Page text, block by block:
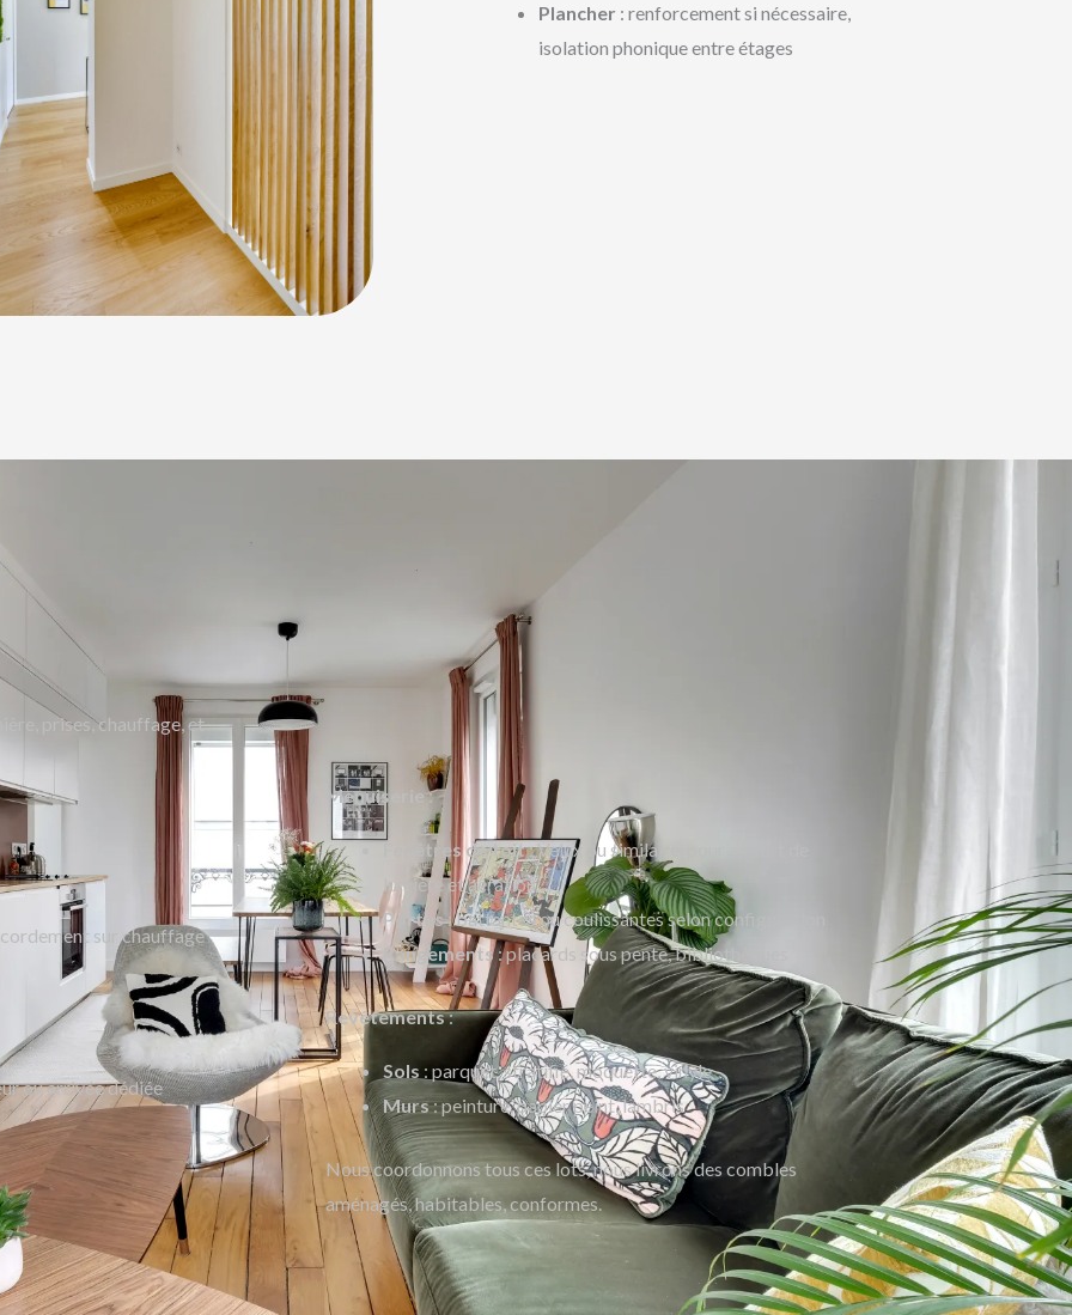
Plancher : renforcement si nécessaire,
isolation phonique entre étages
prises, chauffage, et
sur chauffage
ou arrivée dédiée
Menuiserie:
Fenêtres de toit: Velux ou similaire, pour apport de
lumière et aération
Portes: battantes ou coulissantes selon configuration
Rangements: placards sous pente, bibliothèques
Revêtements:
Sols : parquet, stratifié, moquette, vinyle
Murs: peinture, papier peint, lambris
Nous coordonnons tous ces lots, nous livrons des combles
aménagés, habitables, conformes.